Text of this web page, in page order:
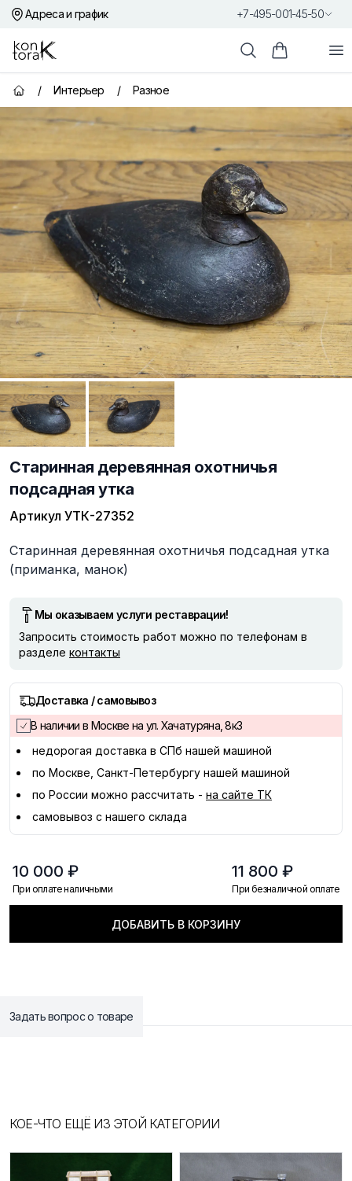
Адреса и график +7-495-001-45-50
Контора К
ПоискКорзина
Главная страница
/ Интерьер / Разное
Старинная деревянная охотничья
подсадная утка
Артикул УТК-27352
Описание
Старинная деревянная охотничья подсадная утка
(приманка, манок)
Мы оказываем услуги реставрации!
Запросить стоимость работ можно по телефонам в
разделе контакты
Доставка / самовывоз
В наличии в Москве на ул. Хачатуряна, 8к3
недорогая доставка в СПб нашей машиной
по Москве, Санкт-Петербургу нашей машиной
по России можно рассчитать - на сайте ТК
самовывоз с нашего склада
10 000 ₽
При оплате наличными
11 800 ₽
При безналичной оплате
ДОБАВИТЬ В КОРЗИНУ
Задать вопрос о товаре
КОЕ-ЧТО ЕЩЁ ИЗ ЭТОЙ КАТЕГОРИИ